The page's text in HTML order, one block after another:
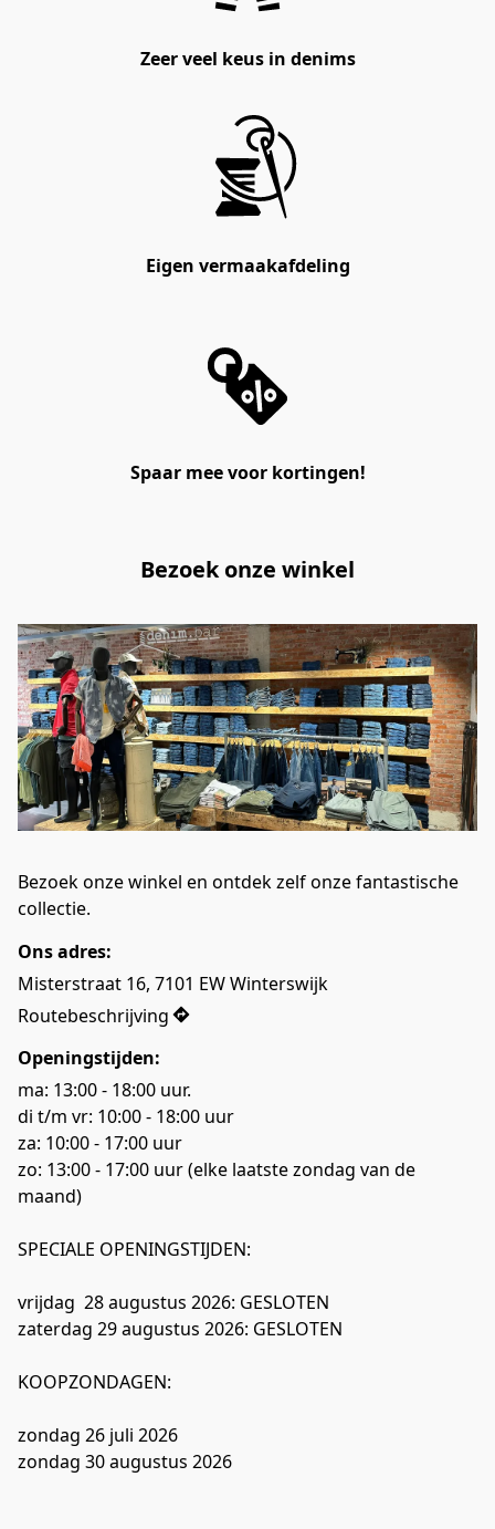
Zeer veel keus in denims
Eigen vermaakafdeling
Spaar mee voor kortingen!
Bezoek onze winkel
Bezoek onze winkel en ontdek zelf onze fantastische
collectie.
Ons adres:
Misterstraat 16, 7101 EW Winterswijk
Routebeschrijving
Openingstijden:
ma: 13:00 - 18:00 uur.
di t/m vr: 10:00 - 18:00 uur
za: 10:00 - 17:00 uur
zo: 13:00 - 17:00 uur (elke laatste zondag van de
maand)
SPECIALE OPENINGSTIJDEN:
vrijdag  28 augustus 2026: GESLOTEN
zaterdag 29 augustus 2026: GESLOTEN
KOOPZONDAGEN:
zondag 26 juli 2026
zondag 30 augustus 2026